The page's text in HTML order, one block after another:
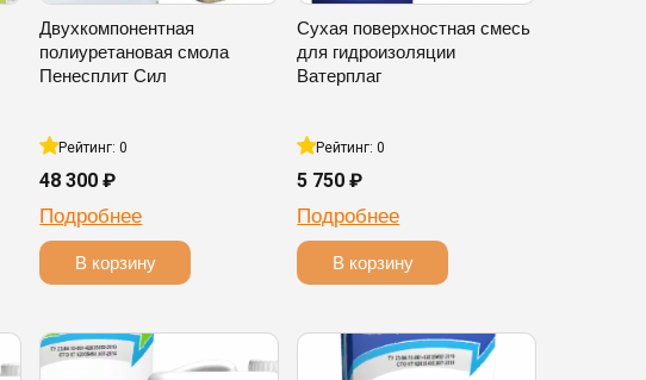
Двухкомпонентная
полиуретановая смола
Пенесплит Сил
Рейтинг: 0
48 300 ₽
Подробнее
В корзину
Сухая поверхностная смесь
для гидроизоляции
Ватерплаг
Рейтинг: 0
5 750 ₽
Подробнее
В корзину